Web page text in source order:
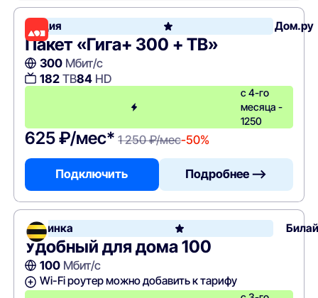
Акция Дом.ру
Пакет «Гига+ 300 + ТВ»
300Мбит/с
182ТВ84HD
с 4-го
месяца -
1250
625 ₽/мес* 1 250 ₽/мес-50%
Подключить Подробнее —>
Новинка
Удобный для дома 100
100Мбит/с
Wi-Fi роутер можно добавить к тарифу